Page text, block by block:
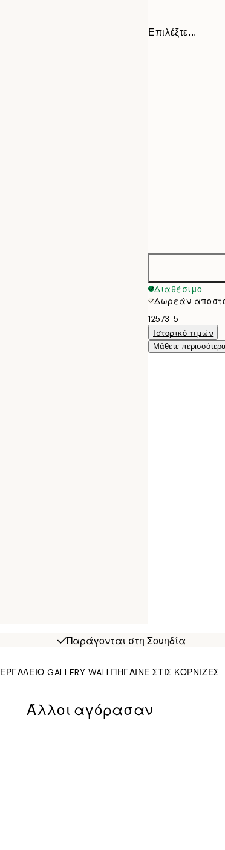
Επιλέξτε...
Διαθέσιμο
Δωρεάν
12573-5
Ιστορικό τιμών
Μάθετε
Παράγονται στη Σουηδία
ΕΡΓΑΛΕΙΟ GALLERY WALLΠΗΓΑΙΝΕ ΣΤΙΣ ΚΟΡΝΙΖΕΣ
Άλλοι αγόρασαν